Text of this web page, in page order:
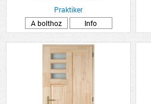
Praktiker
A bolthoz
Info